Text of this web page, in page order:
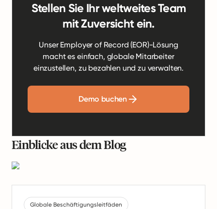
Stellen Sie Ihr weltweites Team
mit Zuversicht ein.
Unser Employer of Record (EOR)-Lösung
macht es einfach, globale Mitarbeiter
einzustellen, zu bezahlen und zu verwalten.
Demo buchen
Einblicke aus dem Blog
Globale Beschäftigungsleitfäden